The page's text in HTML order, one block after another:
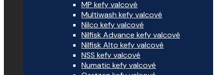
MP kefy valcové
Multiwash kefy valcové
Nilco kefy valcové
Nilfisk Advance kefy valcové
Nilfisk Alto kefy valcové
NSS kefy valcové
Numatic kefy valcové